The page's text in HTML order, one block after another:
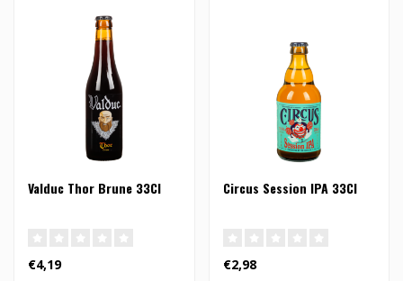
Valduc Thor Brune 33Cl
€4,19
Circus Session IPA 33Cl
€2,98